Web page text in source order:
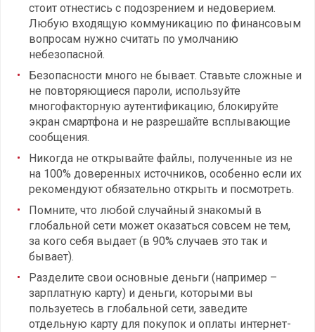
стоит отнестись с подозрением и недоверием.
Любую входящую коммуникацию по финансовым
вопросам нужно считать по умолчанию
небезопасной.
Безопасности много не бывает. Ставьте сложные и
не повторяющиеся пароли, используйте
многофакторную аутентификацию, блокируйте
экран смартфона и не разрешайте всплывающие
сообщения.
Никогда не открывайте файлы, полученные из не
на 100% доверенных источников, особенно если их
рекомендуют обязательно открыть и посмотреть.
Помните, что любой случайный знакомый в
глобальной сети может оказаться совсем не тем,
за кого себя выдает (в 90% случаев это так и
бывает).
Разделите свои основные деньги (например –
зарплатную карту) и деньги, которыми вы
пользуетесь в глобальной сети, заведите
отдельную карту для покупок и оплаты интернет-